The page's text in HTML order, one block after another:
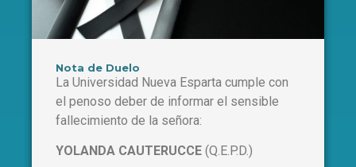
Nota de Duelo
La Universidad Nueva Esparta cumple con
el penoso deber de informar el sensible
fallecimiento de la señora:
YOLANDA CAUTERUCCE (Q.E.P.D.)